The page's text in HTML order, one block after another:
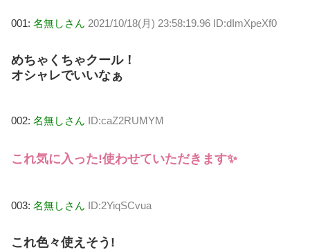
001: 名無しさん 2021/10/18(月) 23:58:19.96 ID:dImXpeXf0
めちゃくちゃクール！
オシャレでいいなぁ
002: 名無しさん ID:caZ2RUMYM
これ気に入った!使わせていただきます✨
003: 名無しさん ID:2YiqSCvua
これ色々使えそう!